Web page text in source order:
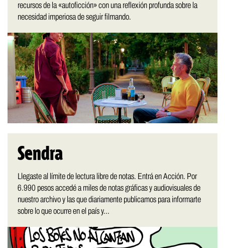
recursos de la «autoficción» con una reflexión profunda sobre la
necesidad imperiosa de seguir filmando.
Sendra
Llegaste al límite de lectura libre de notas. Entrá en Acción. Por
6.990 pesos accedé a miles de notas gráficas y audiovisuales de
nuestro archivo y las que diariamente publicamos para informarte
sobre lo que ocurre en el país y...